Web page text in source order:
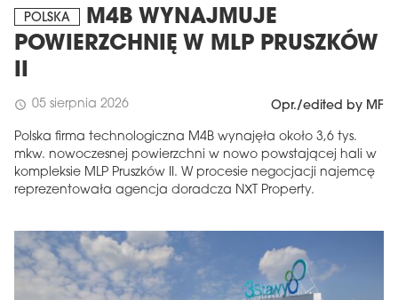
POLSKA
M4B WYNAJMUJE
POWIERZCHNIĘ W MLP PRUSZKÓW
II
schedule 05 sierpnia 2026 Opr./edited by MF
Polska firma technologiczna M4B wynajęła około 3,6 tys.
mkw. nowoczesnej powierzchni w nowo powstającej hali w
kompleksie MLP Pruszków II. W procesie negocjacji najemcę
reprezentowała agencja doradcza NXT Property.